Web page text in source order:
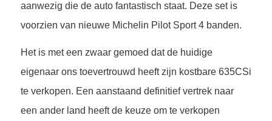
aanwezig die de auto fantastisch staat. Deze set is
voorzien van nieuwe Michelin Pilot Sport 4 banden.
Het is met een zwaar gemoed dat de huidige
eigenaar ons toevertrouwd heeft zijn kostbare 635CSi
te verkopen. Een aanstaand definitief vertrek naar
een ander land heeft de keuze om te verkopen